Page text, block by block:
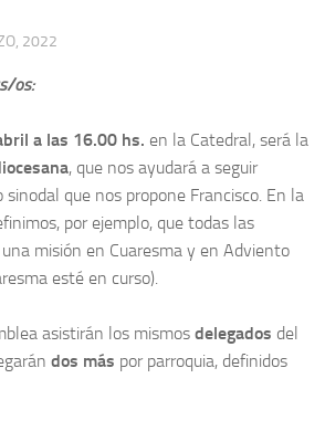
2022
os:
a las 16.00 hs. en la Catedral, será la
, que nos ayudará a seguir
que nos propone Francisco. En la
por ejemplo, que todas las
misión en Cuaresma y en Adviento
esté en curso).
asistirán los mismos delegados del
dos más por parroquia, definidos